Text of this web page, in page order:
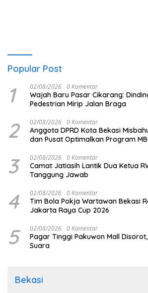
Popular Post
1 02/08/2026 0 Komentar
Wajah Baru Pasar Cikarang:
Pedestrian Mirip Jalan Braga
2 02/08/2026 0 Komentar
Anggota DPRD Kota Bekasi
dan Pusat Optimalkan Program
3 02/08/2026 0 Komentar
Camat Jatiasih Lantik Dua Ketua
Tanggung Jawab
4 02/08/2026 0 Komentar
Tim Bola Pokja Wartawan Bekasi
Jakarta Raya Cup 2026
5 02/08/2026 0 Komentar
Pagar Tinggi Pakuwon Mall Disorot,
Suara
Bekasi